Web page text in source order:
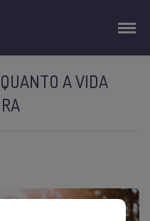
A VIDA